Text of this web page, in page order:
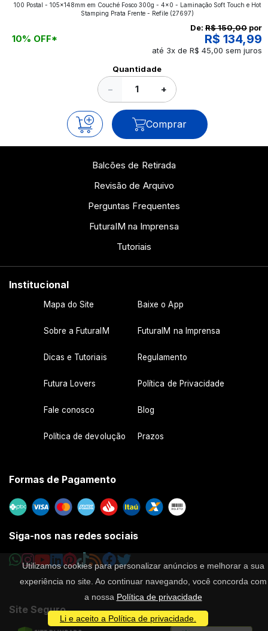
aplicados nos impressos da gráfica FuturaIM? Então,
continue a leitura que vamos revelar para você!
100 Postal - 105x148mm em Couché Fosco 300g - 4x0 - Laminação Soft Touch e Hot
Stamping Prata Frente - Refile(27697)
10% OFF*
De: R$ 150,00 por
R$ 134,99
até 3x de R$ 45,00 sem juros
Quantidade
− +
Comprar
Balcões de Retirada
Revisão de Arquivo
Perguntas Frequentes
FuturaIM na Imprensa
Tutoriais
Institucional
Mapa do Site Baixe o App
Sobre a FuturaIM FuturaIM na Imprensa
Dicas e Tutoriais Regulamento
Futura Lovers Política de Privacidade
Fale conosco Blog
Política de devolução Prazos
Formas de Pagamento
Siga-nos nas redes sociais
Site Seguro
Utilizamos cookies para personalizar anúncios e melhorar a sua
experiência no site. Ao continuar navegando, você concorda com
a nossa Política de privacidade
Li e aceito a Política de privacidade.